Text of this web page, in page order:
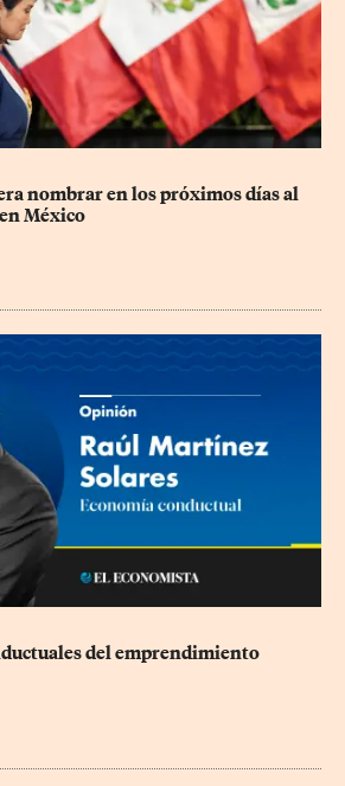
nombrar en los próximos días al
México
del emprendimiento